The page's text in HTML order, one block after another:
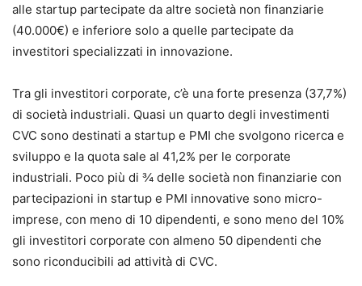
alle startup partecipate da altre società non finanziarie
(40.000€) e inferiore solo a quelle partecipate da
investitori specializzati in innovazione.
Tra gli investitori corporate, c’è una forte presenza (37,7%)
di società industriali. Quasi un quarto degli investimenti
CVC sono destinati a startup e PMI che svolgono ricerca e
sviluppo e la quota sale al 41,2% per le corporate
industriali. Poco più di ¾ delle società non finanziarie con
partecipazioni in startup e PMI innovative sono micro-
imprese, con meno di 10 dipendenti, e sono meno del 10%
gli investitori corporate con almeno 50 dipendenti che
sono riconducibili ad attività di CVC.